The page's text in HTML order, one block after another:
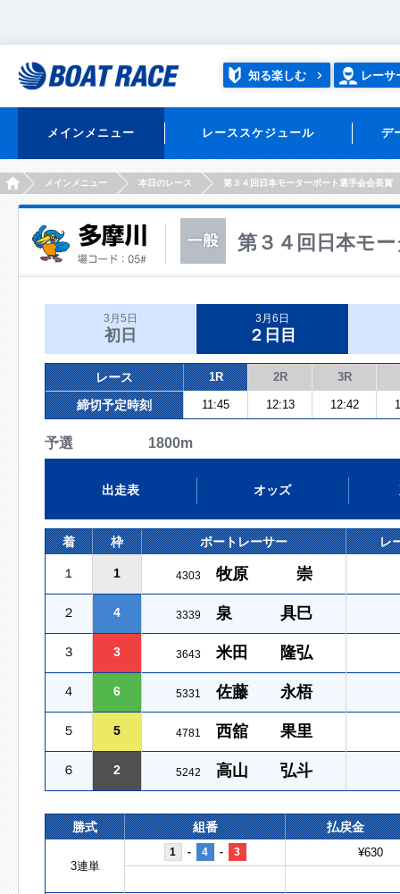
知る楽しむ レーサ
メインメニュー レーススケジュール デ
HOMEメインメニュー 本日のレース 第３４回日本モーターボート選手会会長賞
第３４回日本モ
3月5日
初日
3月6日
２日目
レース 1R 2R 3R
締切予定時刻 11:45 12:13 12:42
予選 1800m
出走表 オッズ
着 枠 ボートレーサー レ
１ 1 4303 牧原 崇
２ 4 3339 泉 具巳
３ 3 3643 米田 隆弘
４ 6 5331 佐藤 永梧
５ 5 4781 西舘 果里
６ 2 5242 高山 弘斗
勝式 組番 払戻金
3連単
1 - 4 - 3 ¥630